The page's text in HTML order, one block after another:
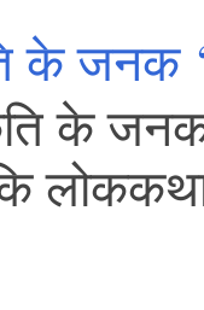
के जनक
के